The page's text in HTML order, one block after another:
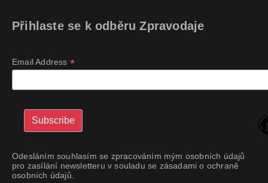
Přihlaste se k odběru Zpravodaje
Email Address *
Odesláním souhlasím se zpracováním mým osobních údajů
pro zasílání newsletteru v souladu se zásadami o ochraně
osobních údajů.